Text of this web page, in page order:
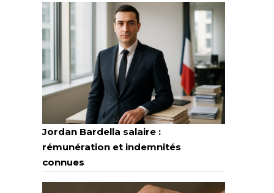
Jordan Bardella salaire :
rémunération et indemnités
connues